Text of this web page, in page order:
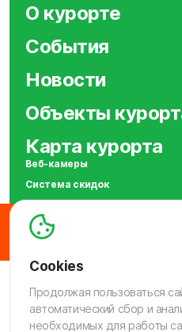
О курорте
События
Новости
Объекты
Карта курорта
Веб-камеры
Система скидок
Продолжая пользоваться
автоматический сбор и
необходимых для работы